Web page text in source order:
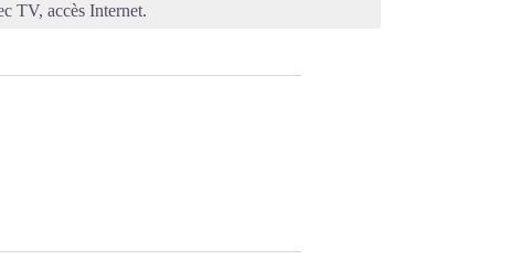
TV, accès Internet.